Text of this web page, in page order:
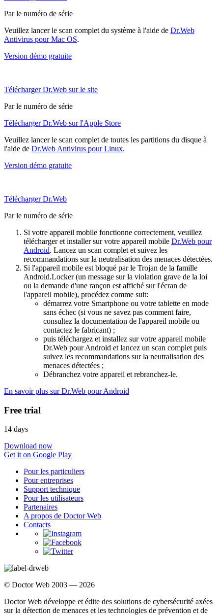
Par le numéro de série
Veuillez lancer le scan complet du système à l'aide de Dr.Web
Antivirus pour Mac OS.
Version démo gratuite
Télécharger Dr.Web sur le site
Par le numéro de série
Télécharger Dr.Web sur l'Apple Store
Veuillez lancer le scan complet de toutes les partitions du disque à
l'aide de Dr.Web Antivirus pour Linux.
Version démo gratuite
Télécharger Dr.Web
Par le numéro de série
Si votre appareil mobile fonctionne correctement, veuillez
télécharger et installer sur votre appareil mobile Dr.Web pour
Android. Lancez un scan complet et suivez les
recommandations sur la neutralisation des menaces détectées.
Si l'appareil mobile est bloqué par le Trojan de la famille
Android.Locker (un message sur la violation grave de la loi
ou la demande d'une rançon est affiché sur l'écran de
l'appareil mobile), procédez comme suit:
démarrez votre Smartphone ou votre tablette en mode
sans échec (si vous ne savez pas comment faire,
consultez la documentation de l'appareil mobile ou
contactez le fabricant) ;
puis téléchargez et installez sur votre appareil mobile
Dr.Web pour Android et lancez un scan complet puis
suivez les recommandations sur la neutralisation des
menaces détectées ;
Débranchez votre appareil et rebranchez-le.
En savoir plus sur Dr.Web pour Android
Free trial
14 days
Download now
Get it on Google Play
Pour les particuliers
Pour entreprises
Support technique
Pour les utilisateurs
Partenaires
A propos de Doctor Web
Contacts
© Doctor Web 2003 — 2026
Doctor Web développe et édite des solutions de cybersécurité axées
sur la détection de menaces et les technologies de prévention et de